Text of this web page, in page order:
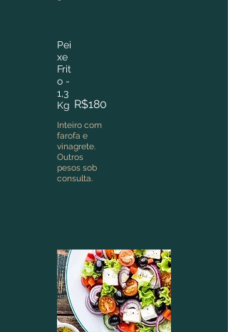
Pei
xe
Frit
o -
1,3
Kg
Inteiro com
farofa e
vinagrete.
Outros
pesos sob
consulta.
R$180